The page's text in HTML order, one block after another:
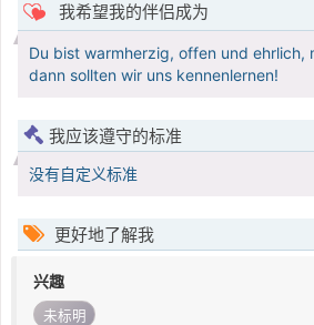
我希望我的伴侣成为
Du bist warmherzig, offen und ehrlich,
dann sollten wir uns kennenlernen!
我应该遵守的标准
没有自定义标准
更好地了解我
兴趣
未标明